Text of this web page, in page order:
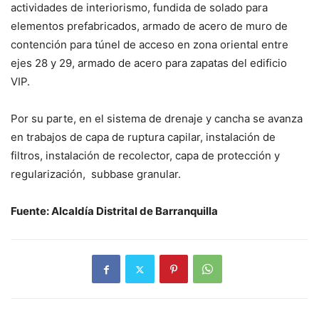
actividades de interiorismo, fundida de solado para
elementos prefabricados, armado de acero de muro de
contención para túnel de acceso en zona oriental entre
ejes 28 y 29, armado de acero para zapatas del edificio
VIP.
Por su parte, en el sistema de drenaje y cancha se avanza
en trabajos de capa de ruptura capilar, instalación de
filtros, instalación de recolector, capa de protección y
regularización, subbase granular.
Fuente: Alcaldía Distrital de Barranquilla